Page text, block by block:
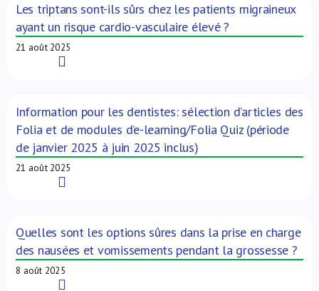
Les triptans sont-ils sûrs chez les patients migraineux
ayant un risque cardio-vasculaire élevé ?
21 août 2025
Information pour les dentistes: sélection d’articles des
Folia et de modules d’e-learning/Folia Quiz (période
de janvier 2025 à juin 2025 inclus)
21 août 2025
Quelles sont les options sûres dans la prise en charge
des nausées et vomissements pendant la grossesse ?
8 août 2025